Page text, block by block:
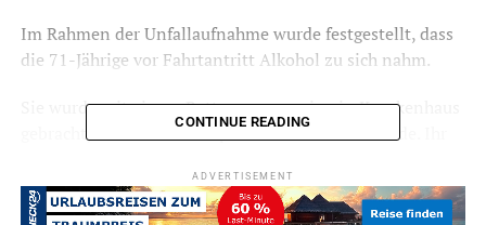
Im Rahmen der Unfallaufnahme wurde festgestellt, dass
die 71-Jährige vor Fahrtantritt Alkohol zu sich nahm.
Sie wurde mit einem Rettungswagen in ein Krankenhaus
gebracht, wo ihr eine Blutprobe entnommen wurde. Ihr
leicht verletzt, eine sofortige ärztliche Behandlung
benötigte er jedoch nicht.
CONTINUE READING
ADVERTISEMENT